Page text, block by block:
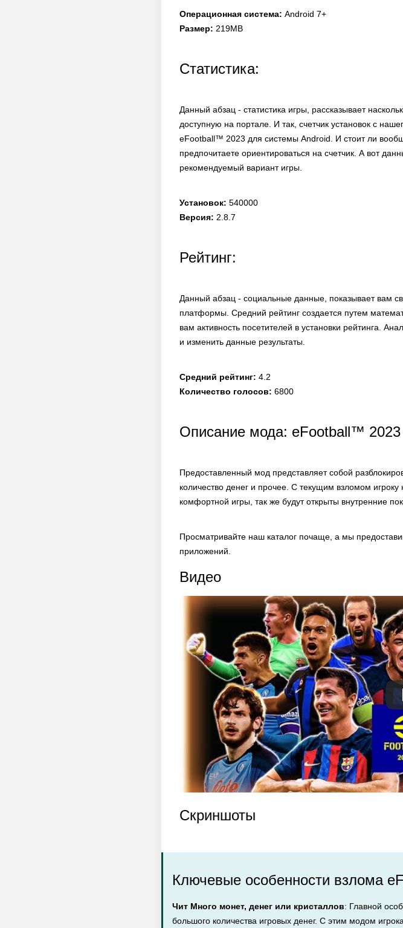
Операционная система: Android 7+
Размер: 219MB
Статистика:
Данный абзац - статистика игры, рассказывает
доступную на портале. И так, счетчик установок с
eFootball™ 2023 для системы Android. И стоит ли
предпочитаете ориентироваться на счетчик. А вот
рекомендуемый вариант игры.
Установок: 540000
Версия: 2.8.7
Рейтинг:
Данный абзац - социальные данные, показывает вам
платформы. Средний рейтинг создается путем
вам активность посетителей в установки рейтинга.
и изменить данные результаты.
Средний рейтинг: 4.2
Количество голосов: 6800
Описание мода: eFootball™
Предоставленный мод представляет собой
количество денег и прочее. С текущим взломом
комфортной игры, так же будут открыты внутренние
Просматривайте наш каталог почаще, а мы
приложений.
Видео
Скриншоты
Ключевые особенности взлома
Чит Много монет, денег или кристаллов: Главной
большого количества игровых денег. С этим модом